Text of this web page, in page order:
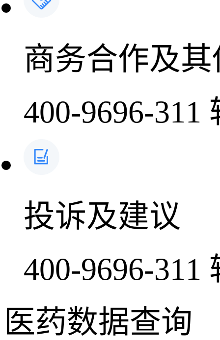
商务合作及
400-9696-311
投诉及建议
400-9696-311
医药数据查询